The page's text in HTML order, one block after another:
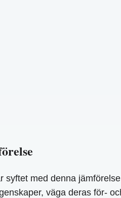
syftet med denna
väga deras för-